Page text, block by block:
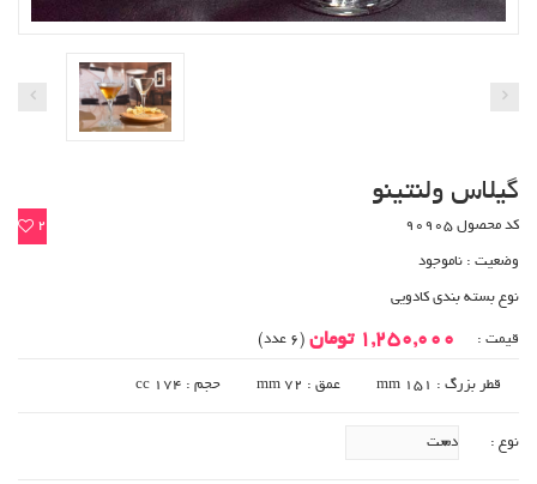
گیلاس ولنتینو
2 کد محصول 90905
وضعیت : ناموجود
نوع بسته بندی کادویی
قیمت : 1,250,000 تومان (6 عدد)
قطر بزرگ : mm 151 عمق : mm 72 حجم : cc 174
نوع :